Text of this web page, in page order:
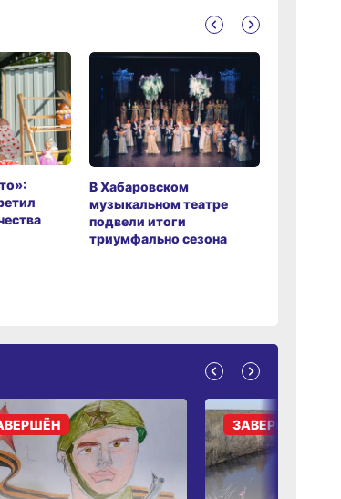
В Хабаровском
музыкальном театре
подвели итоги
триумфально сезона
ЗАВЕРШЁН